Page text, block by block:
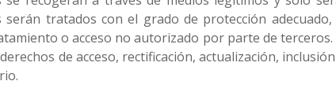
serán tratados con el grado de protección
o acceso no autorizado por parte de
de acceso, rectificación, actualización,